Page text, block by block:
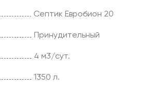
Септик Евробион 20
Принудительный
4 м3/сут.
1350 л.